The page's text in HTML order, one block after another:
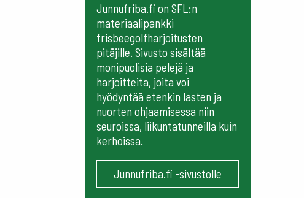
Junnufriba.fi on SFL:n
materiaalipankki
frisbeegolfharjoitusten
pitäjille. Sivusto sisältää
monipuolisia pelejä ja
harjoitteita, joita voi
hyödyntää etenkin lasten ja
nuorten ohjaamisessa niin
seuroissa, liikuntatunneilla kuin
kerhoissa.
Junnufriba.fi -sivustolle